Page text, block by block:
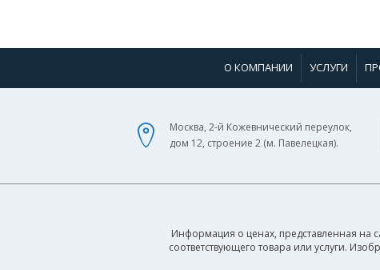
О КОМПАНИИ УСЛУГИ
Москва, 2-й Кожевнический переулок,
дом 12, строение 2 (м. Павелецкая).
Информация о ценах, представленная на
соответствующего товара или услуги.